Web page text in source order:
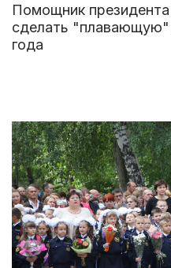
Помощник
сделать "плавающую"
года